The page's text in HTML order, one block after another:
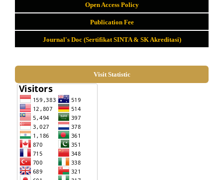
Open Access Policy
Publication Fee
Journal's Doc (Sertifikat SINTA & SK Akreditasi)
Visit Statistic